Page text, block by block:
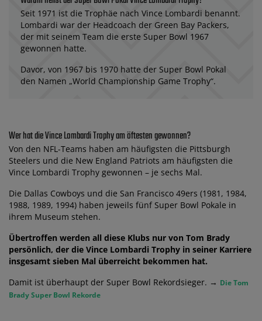
Seit 1971 ist die Trophäe nach Vince Lombardi benannt.
Lombardi war der Headcoach der Green Bay Packers,
der mit seinem Team die erste Super Bowl 1967
gewonnen hatte.
Davor, von 1967 bis 1970 hatte der Super Bowl Pokal
den Namen „World Championship Game Trophy“.
Wer hat die Vince Lombardi Trophy am öftesten gewonnen?
Von den NFL-Teams haben am häufigsten die Pittsburgh
Steelers und die New England Patriots am häufigsten die
Vince Lombardi Trophy gewonnen – je sechs Mal.
Die Dallas Cowboys und die San Francisco 49ers (1981, 1984,
1988, 1989, 1994) haben jeweils fünf Super Bowl Pokale in
ihrem Museum stehen.
Übertroffen werden all diese Klubs nur von Tom Brady
persönlich, der die Vince Lombardi Trophy in seiner Karriere
insgesamt sieben Mal überreicht bekommen hat.
Damit ist überhaupt der Super Bowl Rekordsieger. → Die Tom
Brady Super Bowl Rekorde